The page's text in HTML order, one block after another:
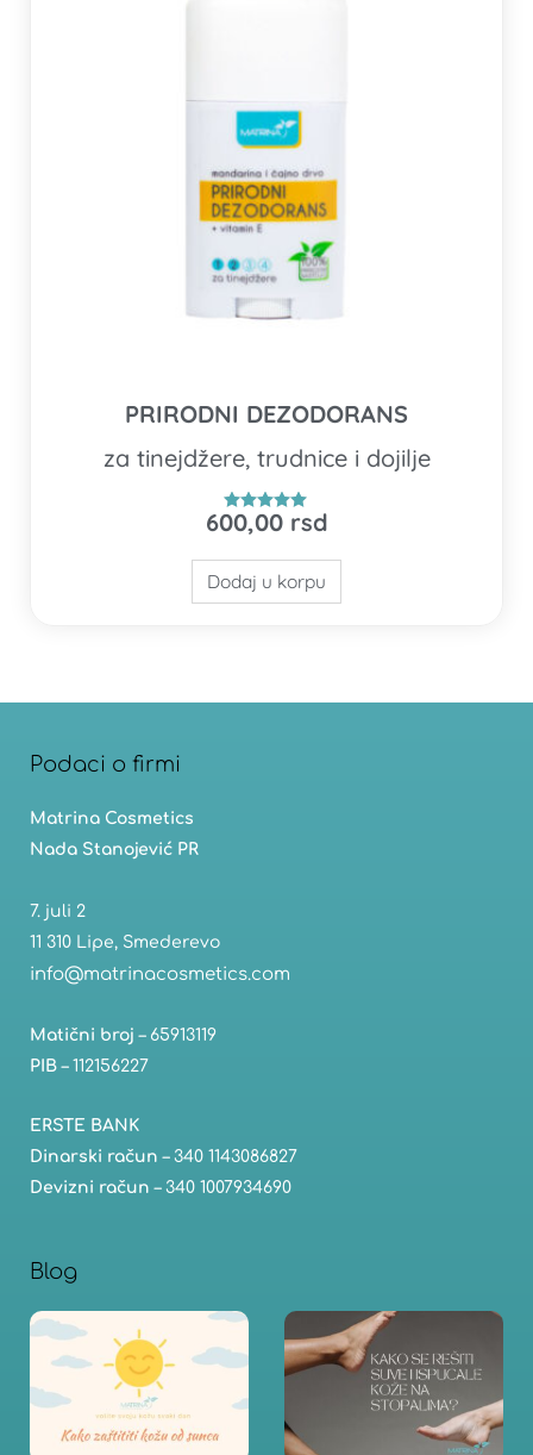
PRIRODNI DEZODORANS
za tinejdžere, trudnice i dojilje
Ocenjeno
5.00
600,00 rsd
Dodaj u korpu
Podaci o firmi
Matrina Cosmetics
Nada Stanojević PR
7. juli 2
11 310 Lipe, Smederevo
info@matrinacosmetics.com
Matični broj – 65913119
PIB – 112156227
ERSTE BANK
Dinarski račun – 340 1143086827
Devizni račun – 340 1007934690
Blog
Kako
zaštititi
sunca